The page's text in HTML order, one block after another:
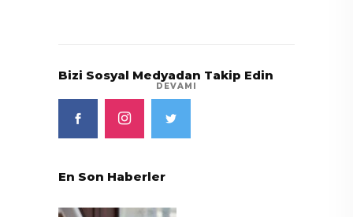
DEVAMI
Bizi Sosyal Medyadan Takip Edin
En Son Haberler